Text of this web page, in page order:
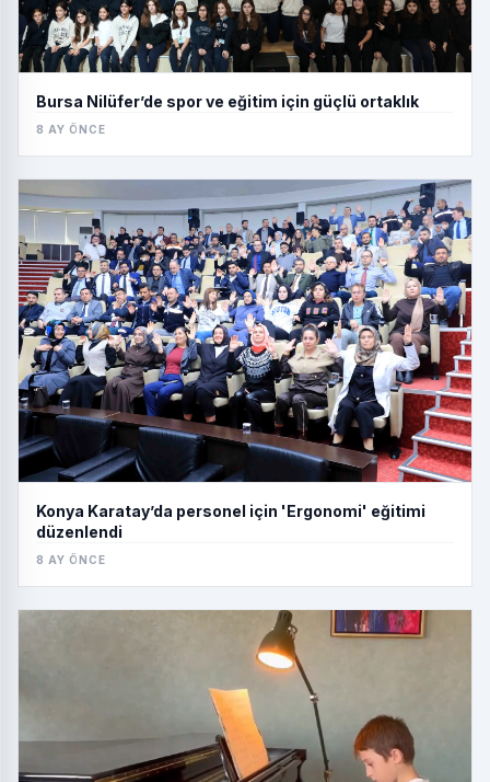
Bursa Nilüfer’de spor ve eğitim için güçlü ortaklık
8 AY ÖNCE
Konya Karatay’da personel için 'Ergonomi' eğitimi
düzenlendi
8 AY ÖNCE